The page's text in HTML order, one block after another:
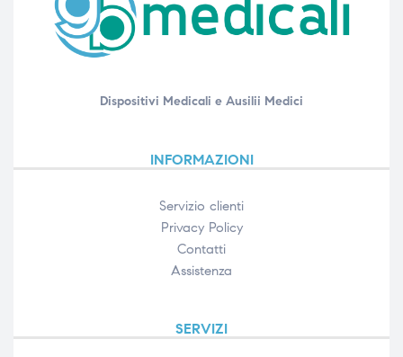
Dispositivi Medicali e Ausilii Medici
INFORMAZIONI
Servizio clienti
Privacy Policy
Contatti
Assistenza
SERVIZI